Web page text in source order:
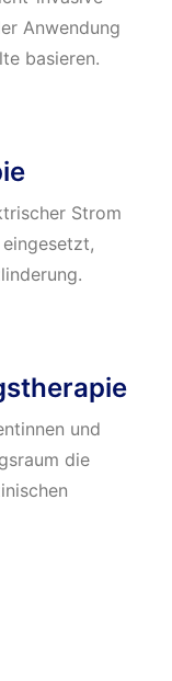
Anwendung
basieren.
Strom
und
die